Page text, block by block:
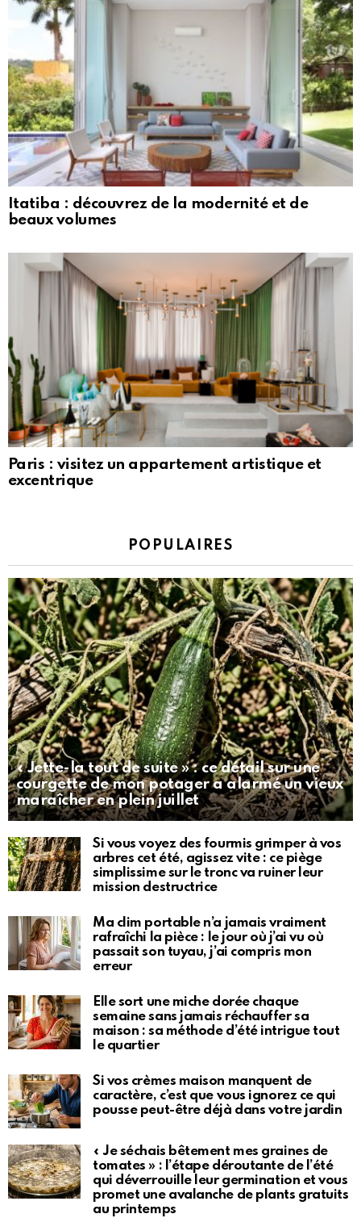
Itatiba : découvrez de la modernité et de
beaux volumes
Paris : visitez un appartement artistique et
excentrique
POPULAIRES
« Jette-la tout de suite » : ce détail sur une
courgette de mon potager a alarmé un vieux
maraîcher en plein juillet
Si vous voyez des fourmis grimper à vos
arbres cet été, agissez vite : ce piège
simplissime sur le tronc va ruiner leur
mission destructrice
Ma clim portable n’a jamais vraiment
rafraîchi la pièce : le jour où j’ai vu où
passait son tuyau, j’ai compris mon
erreur
Elle sort une miche dorée chaque
semaine sans jamais réchauffer sa
maison : sa méthode d’été intrigue tout
le quartier
Si vos crèmes maison manquent de
caractère, c’est que vous ignorez ce qui
pousse peut-être déjà dans votre jardin
« Je séchais bêtement mes graines de
tomates » : l’étape déroutante de l’été
qui déverrouille leur germination et vous
promet une avalanche de plants gratuits
au printemps